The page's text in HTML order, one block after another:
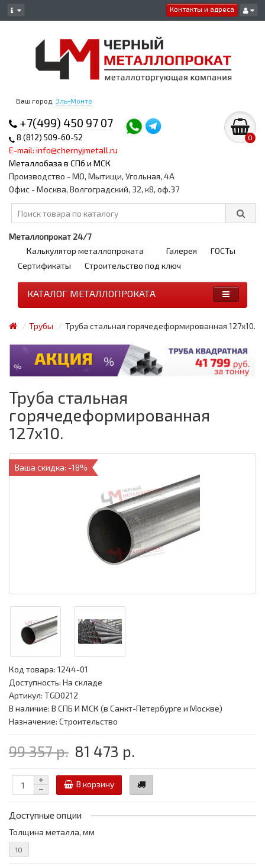
Контакты и адреса
Ваш город: Эль-Монте
+7(499) 450 97 07
8 (812) 509-60-52
E-mail: info@chernyjmetall.ru
Металлобаза в СПб и МСК
0
Производство - МО, Мытищи, Угольная, 4А
Офис - Москва, Волгоградский, 32, к8, оф.37
Металлопрокат 24/7
Калькулятор металлопроката
Галерея
ГОСТы
Сертификаты
Строительство под ключ
КАТАЛОГ МЕТАЛЛОПРОКАТА
Трубы Труба стальная горячедеформированная 127x10.
Труба стальная
горячедеформированная
127x10.
Ваша скидка: -18%
Код товара: 1244-01
Доступность: На складе
Артикул: TGD0212
В наличие: В СПБ И МСК (в Санкт-Петербурге и Москве)
Назначение: Строительство
99 357 р. 81 473 р.
В корзину
Доступные опции
Толщина металла, мм
10